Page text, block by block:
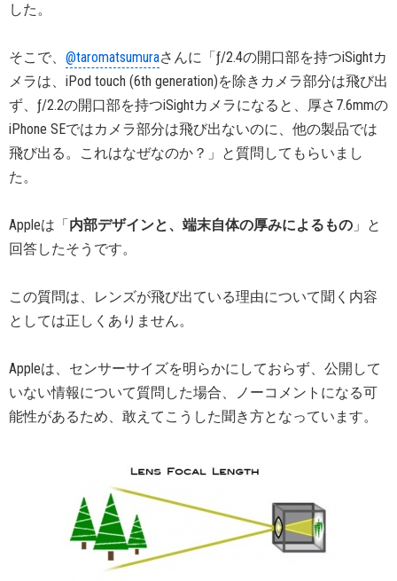
した。
そこで、 @taromatsumuraさんに「ƒ/2.4の開口部を持つiSightカ
メラは、iPod touch (6th generation)を除きカメラ部分は飛び出
ず、ƒ/2.2の開口部を持つiSightカメラになると、厚さ7.6mmの
iPhone SEではカメラ部分は飛び出ないのに、他の製品では
飛び出る。これはなぜなのか？」と質問してもらいまし
た。
Appleは「内部デザインと、端末自体の厚みによるもの 」と
回答したそうです。
この質問は、レンズが飛び出ている理由について聞く内容
としては正しくありません。
Appleは、センサーサイズを明らかにしておらず、公開して
いない情報について質問した場合、ノーコメントになる可
能性があるため、敢えてこうした聞き方となっています。